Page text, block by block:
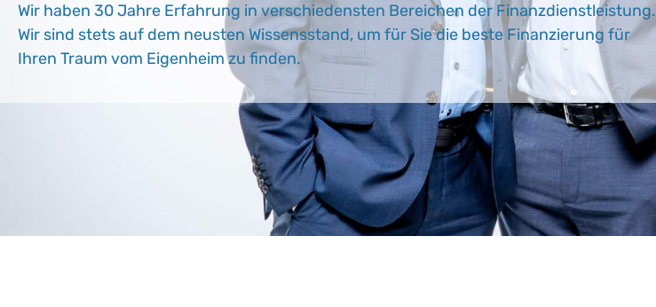
Wir haben 30 Jahre Erfahrung in verschiedensten Bereichen der Finanzdienstleistung.
Wir sind stets auf dem neusten Wissensstand, um für Sie die beste Finanzierung für
Ihren Traum vom Eigenheim zu finden.